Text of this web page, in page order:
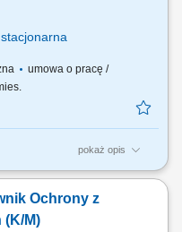
stacjonarna
umowa o pracę /
pokaż opis
na terenie biura
systemów ochrony
parkingu). Eskorta i asysta
Ochrony z
(K/M)